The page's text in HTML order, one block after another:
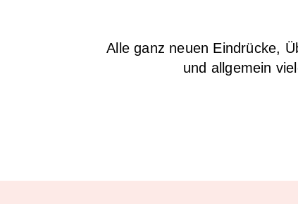
Alle ganz neuen Eindrücke,
und allgemein